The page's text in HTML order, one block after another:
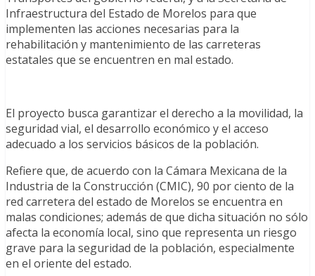
Infraestructura del Estado de Morelos para que
implementen las acciones necesarias para la
rehabilitación y mantenimiento de las carreteras
estatales que se encuentren en mal estado.
El proyecto busca garantizar el derecho a la movilidad, la
seguridad vial, el desarrollo económico y el acceso
adecuado a los servicios básicos de la población.
Refiere que, de acuerdo con la Cámara Mexicana de la
Industria de la Construcción (CMIC), 90 por ciento de la
red carretera del estado de Morelos se encuentra en
malas condiciones; además de que dicha situación no sólo
afecta la economía local, sino que representa un riesgo
grave para la seguridad de la población, especialmente
en el oriente del estado.